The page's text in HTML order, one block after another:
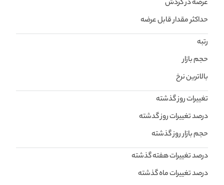
عرضه در گردش
حداکثر مقدار قابل عرضه
رتبه
حجم بازار
بالاترین نرخ
تغییرات روز گذشته
درصد تغییرات روز گدشته
حجم بازار روز گذشته
درصد تغییرات هفته گذشته
درصد تغییرات ماه گذشته